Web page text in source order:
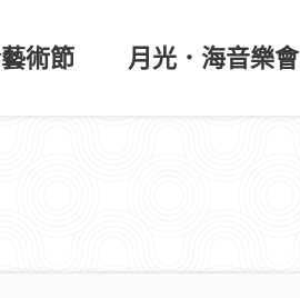
術節 月光．海音樂會